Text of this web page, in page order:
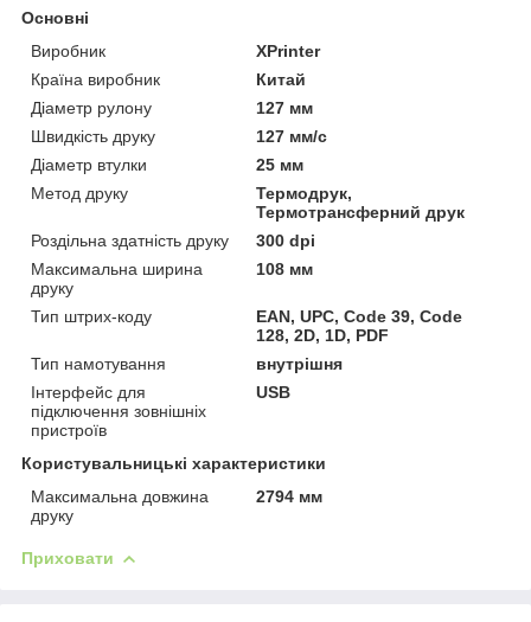
Основні
Виробник
XPrinter
Країна виробник
Китай
Діаметр рулону
127 мм
Швидкість друку
127 мм/с
Діаметр втулки
25 мм
Метод друку
Термодрук,
Термотрансферний друк
Роздільна здатність друку
300 dpi
Максимальна ширина
друку
108 мм
Тип штрих-коду
EAN, UPC, Code 39, Code
128, 2D, 1D, PDF
Тип намотування
внутрішня
Інтерфейс для
підключення зовнішніх
пристроїв
USB
Користувальницькі характеристики
Максимальна довжина
друку
2794 мм
Приховати